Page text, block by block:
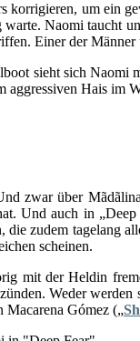
korrigieren, um ein
Naomi taucht
Einer der
sieht sich Naomi
aggressiven Hais im
zwar über
Und auch in
die zudem tagelang
scheinen.
mit der Heldin
Weder
Gómez („